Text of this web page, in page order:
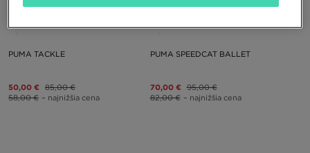
PUMA TACKLE
50,00 € 85,00 €
58,00 € – najnižšia cena
PUMA SPEEDCAT BALLET
70,00 € 95,00 €
82,00 € – najnižšia cena